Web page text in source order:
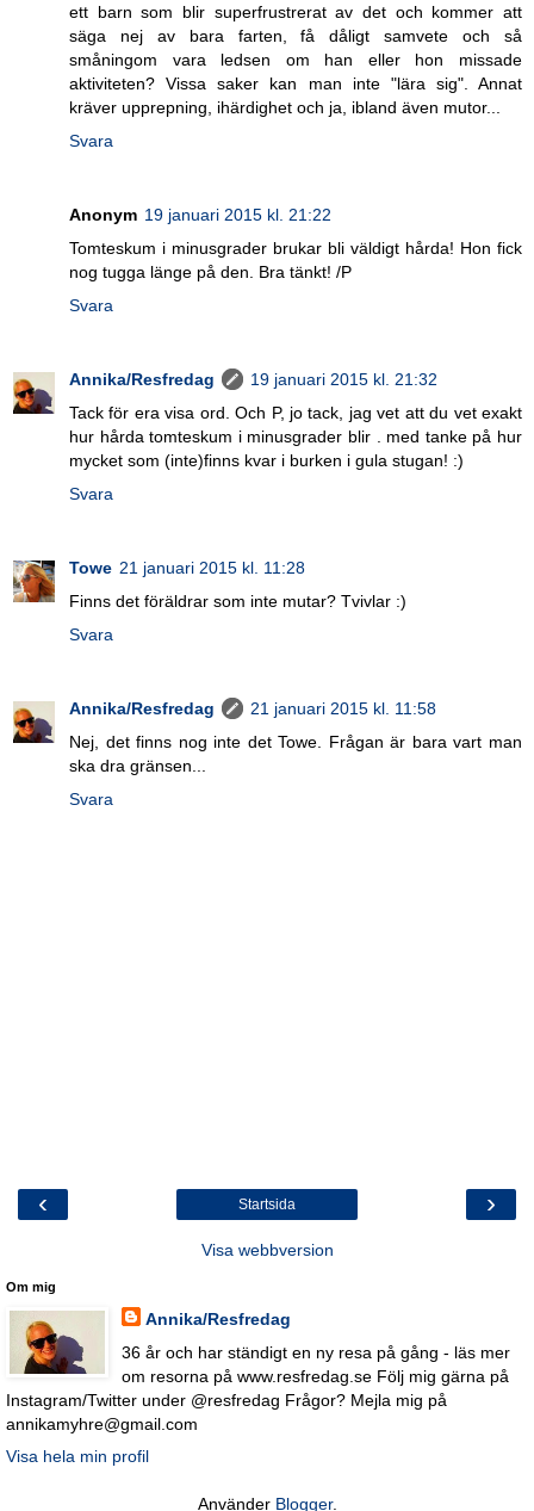
ett barn som blir superfrustrerat av det och kommer att
säga nej av bara farten, få dåligt samvete och så
småningom vara ledsen om han eller hon missade
aktiviteten? Vissa saker kan man inte "lära sig". Annat
kräver upprepning, ihärdighet och ja, ibland även mutor...
Svara
Anonym 19 januari 2015 kl. 21:22
Tomteskum i minusgrader brukar bli väldigt hårda! Hon fick
nog tugga länge på den. Bra tänkt! /P
Svara
Annika/Resfredag
19 januari 2015 kl. 21:32
Tack för era visa ord. Och P, jo tack, jag vet att du vet exakt
hur hårda tomteskum i minusgrader blir . med tanke på hur
mycket som (inte)finns kvar i burken i gula stugan! :)
Svara
Towe 21 januari 2015 kl. 11:28
Finns det föräldrar som inte mutar? Tvivlar :)
Svara
Annika/Resfredag
21 januari 2015 kl. 11:58
Nej, det finns nog inte det Towe. Frågan är bara vart man
ska dra gränsen...
Svara
‹ ›
Startsida
Visa webbversion
Om mig
Annika/Resfredag
36 år och har ständigt en ny resa på gång - läs mer
om resorna på www.resfredag.se Följ mig gärna på
Instagram/Twitter under @resfredag Frågor? Mejla mig på
annikamyhre@gmail.com
Visa hela min profil
Använder Blogger.